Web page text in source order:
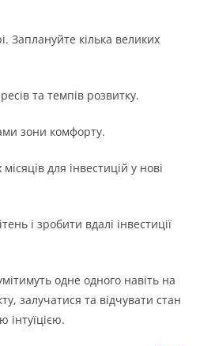
Заплануйте кілька великих
та темпів розвитку.
зони комфорту.
для інвестицій у нові
і зробити вдалі інвестиції
одне одного навіть на
залучатися та відчувати стан